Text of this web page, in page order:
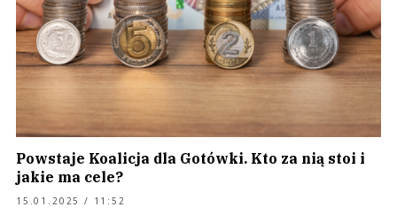
Powstaje Koalicja dla Gotówki. Kto za nią stoi i
jakie ma cele?
15.01.2025 / 11:52